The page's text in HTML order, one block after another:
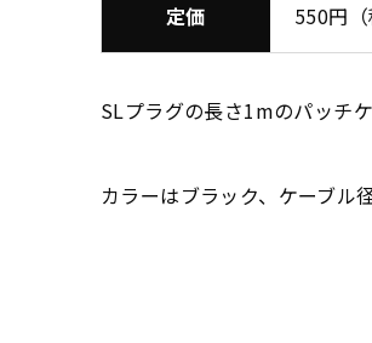
定価 550円（
SLプラグの長さ1mのパッチケ
カラーはブラック、ケーブル